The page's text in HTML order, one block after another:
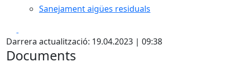
Sanejament aigües residuals
Darrera actualització: 19.04.2023 | 09:38
Documents